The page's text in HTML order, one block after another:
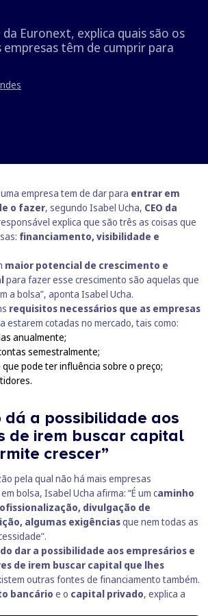
da Euronext, explica quais são os
empresas têm de cumprir para
empresa tem de dar para entrar em
o fazer, segundo Isabel Ucha, CEO da
explica que são três as coisas que
financiamento, visibilidade e
maior potencial de crescimento e
para fazer esse crescimento são aquelas que
a bolsa”, aponta Isabel Ucha.
requisitos necessários que as empresas
estarem cotadas no mercado, tais como:
anualmente;
semestralmente;
pode ter influência sobre o preço;
dá a possibilidade aos
de irem buscar capital
crescer”
pela qual não há mais empresas
bolsa, Isabel Ucha afirma: “É um caminho
divulgação de
algumas exigênciasque nem todas as
dar a possibilidade aos empresários e
de irem buscar capital que lhes
outras fontes de financiamento também.
bancário e o capital privado, explica a